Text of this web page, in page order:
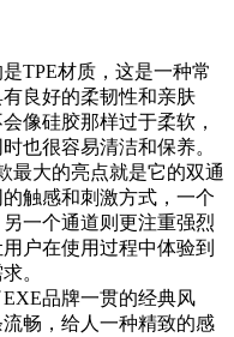
TPE材质，这是一种常
良好的柔韧性和亲肤
像硅胶那样过于柔软，
也很容易清洁和保养。
最大的亮点就是它的双通
触感和刺激方式，一个
一个通道则更注重强烈
户在使用过程中体验到
。
品牌一贯的经典风
畅，给人一种精致的感